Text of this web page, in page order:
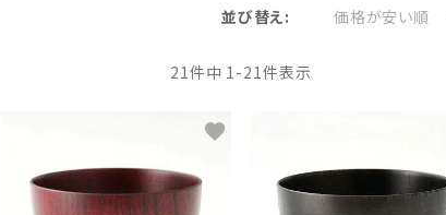
並び替え 価格が安い順
21件中 1-21件表示